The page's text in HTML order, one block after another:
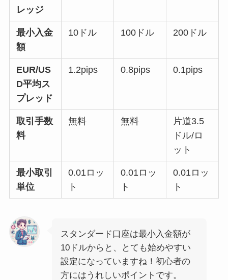
レッジ
最小入金
額
10ドル 100ドル 200ドル
EUR/US
D平均ス
プレッド
1.2pips 0.8pips 0.1pips
取引手数
料
無料 無料
片道3.5
ドル/ロ
ット
最小取引
単位
0.01ロッ
ト
0.01ロッ
ト
0.01ロッ
ト
スタンダード口座は最小入金額が
10ドルからと、とても始めやすい
設定になっていますね！初心者の
方にはうれしいポイントです。